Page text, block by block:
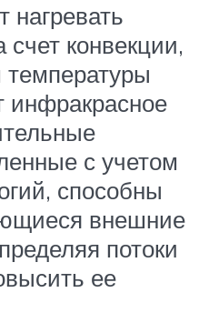
нагревать
счет конвекции,
инфракрасное
с учетом
способны
внешние
потоки
ее